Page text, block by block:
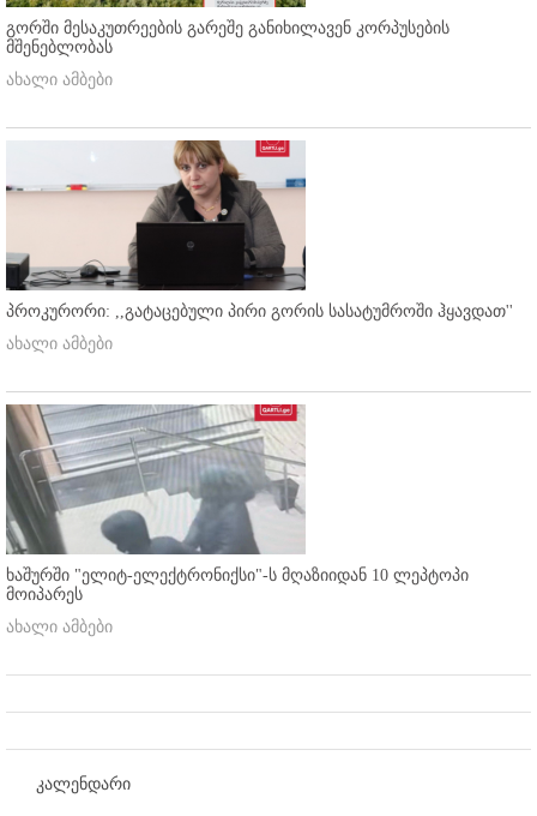
გორში მესაკუთრეების გარეშე განიხილავენ კორპუსების
მშენებლობას
ახალი ამბები
პროკურორი: ,,გატაცებული პირი გორის სასატუმროში ჰყავდათ''
ახალი ამბები
ხაშურში "ელიტ-ელექტრონიქსი"-ს მღაზიიდან 10 ლეპტოპი
მოიპარეს
ახალი ამბები
კალენდარი